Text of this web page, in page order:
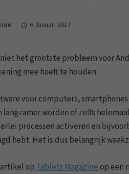
6 Januari 2017
niet het grootste probleem voor
mee hoeft te houden.
voor computers,
worden of zelfs
processen activeren en
hebt. Het is dus belangrijk
opTablets Magazineop een